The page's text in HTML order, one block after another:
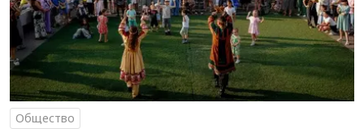
Общество